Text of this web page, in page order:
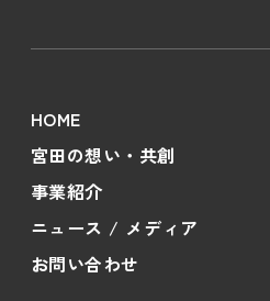
HOME
宮田の想い・共創
事業紹介
ニュース / メディア
お問い合わせ